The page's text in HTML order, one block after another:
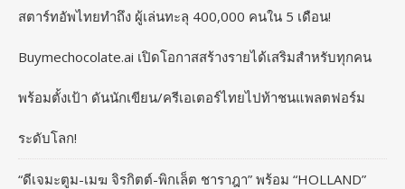
สตาร์ทอัพไทยทำถึง ผู้เล่นทะลุ 400,000 คนใน 5 เดือน!
Buymechocolate.ai เปิดโอกาสสร้างรายได้เสริมสำหรับทุกคน
พร้อมตั้งเป้า ดันนักเขียน/ครีเอเตอร์ไทยไปท้าชนแพลตฟอร์ม
ระดับโลก!
“ดีเจมะตูม-เมฆ จิรกิตต์-พิกเล็ต ชาราฎา” พร้อม “HOLLAND”